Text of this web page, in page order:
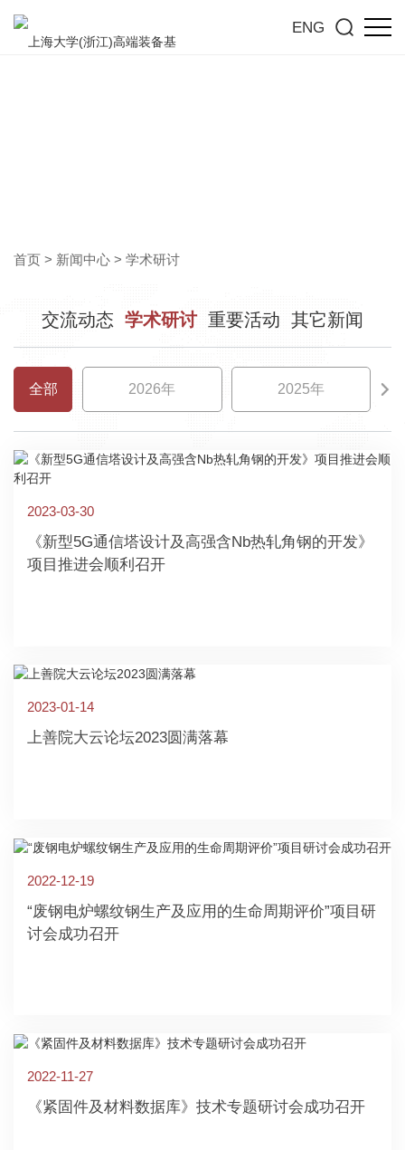
ENG
首页 > 新闻中心 > 学术研讨
交流动态 学术研讨 重要活动 其它新闻
全部 2026年 2025年
2023-03-30
《新型5G通信塔设计及高强含Nb热轧角钢的开发》
项目推进会顺利召开
2023-01-14
上善院大云论坛2023圆满落幕
2022-12-19
“废钢电炉螺纹钢生产及应用的生命周期评价”项目研
讨会成功召开
2022-11-27
《紧固件及材料数据库》技术专题研讨会成功召开